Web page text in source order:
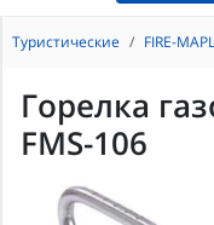
Туристические FIRE-
Горелка
FMS-106